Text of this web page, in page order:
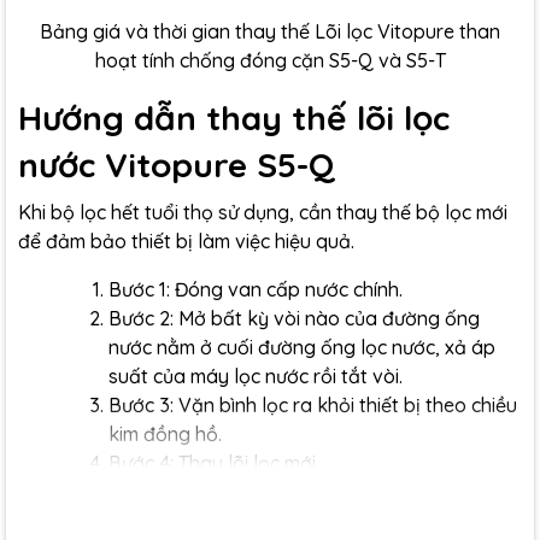
Bảng giá và thời gian thay thế Lõi lọc Vitopure than
hoạt tính chống đóng cặn S5-Q và S5-T
Hướng dẫn thay thế lõi lọc
nước Vitopure S5-Q
Khi bộ lọc hết tuổi thọ sử dụng, cần thay thế bộ lọc mới
để đảm bảo thiết bị làm việc hiệu quả.
Bước 1: Đóng van cấp nước chính.
Bước 2: Mở bất kỳ vòi nào của đường ống
nước nằm ở cuối đường ống lọc nước, xả áp
suất của máy lọc nước rồi tắt vòi.
Bước 3: Vặn bình lọc ra khỏi thiết bị theo chiều
kim đồng hồ.
Bước 4: Thay lõi lọc mới.